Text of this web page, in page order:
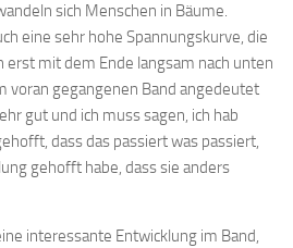
sich Menschen in Bäume.
eine sehr hohe Spannungskurve, die
erst mit dem Ende langsam nach unten
voran gegangenen Band angedeutet
gut und ich muss sagen, ich hab
dass das passiert was passiert,
gehofft habe, dass sie anders
interessante Entwicklung im Band,